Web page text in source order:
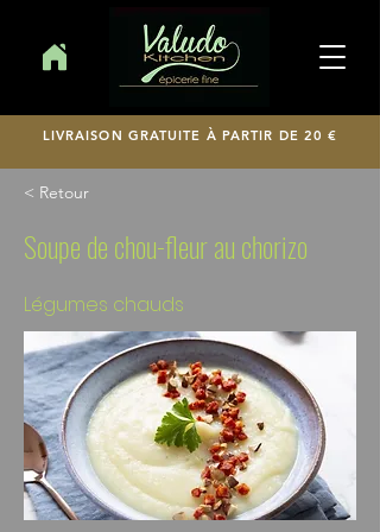
LIVRAISON GRATUITE À PARTIR DE 20 €
< Retour
Soupe de chou-fleur au chorizo
Légumes chauds